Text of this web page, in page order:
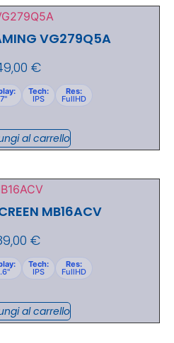
VG279Q5A
€
Tech:
IPS
Res:
FullHD
al carrello
MB16ACV
€
Tech:
IPS
Res:
FullHD
al carrello